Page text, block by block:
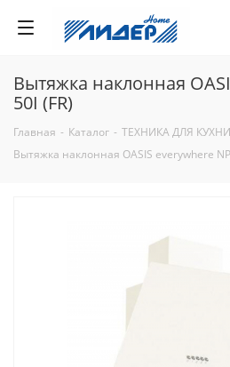
Вытяжка наклонная
50I (FR)
Главная - Каталог - ТЕХНИКА ДЛЯ КУХНИ
Вытяжка наклонная OASIS everywhere